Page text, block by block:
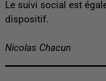
Le suivi social est
dispositif.
Nicolas Chacun